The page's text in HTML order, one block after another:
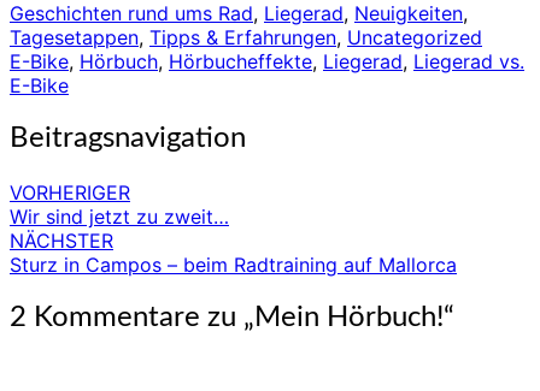
Geschichten rund ums Rad, Liegerad, Neuigkeiten,
Tagesetappen, Tipps & Erfahrungen, Uncategorized
E-Bike, Hörbuch, Hörbucheffekte, Liegerad, Liegerad vs.
E-Bike
Beitragsnavigation
VORHERIGER
Wir sind jetzt zu zweit…
NÄCHSTER
Sturz in Campos – beim Radtraining auf Mallorca
2 Kommentare zu „ Mein Hörbuch!“